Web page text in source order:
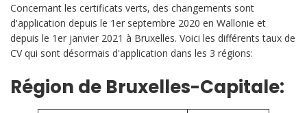
Concernant les certificats verts, des changements sont
d'application depuis le 1er septembre 2020 en Wallonie et
depuis le 1er janvier 2021 à Bruxelles. Voici les différents taux de
CV qui sont désormais d'application dans les 3 régions:
Région de Bruxelles-Capitale: